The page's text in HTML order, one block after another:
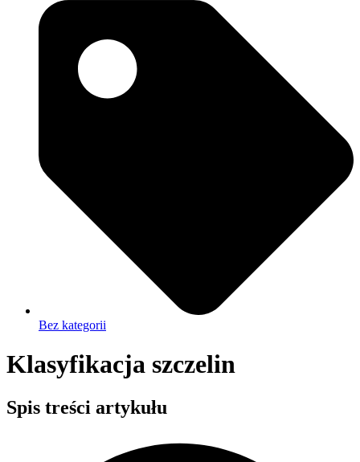
Bez kategorii
Klasyfikacja szczelin
Spis treści artykułu